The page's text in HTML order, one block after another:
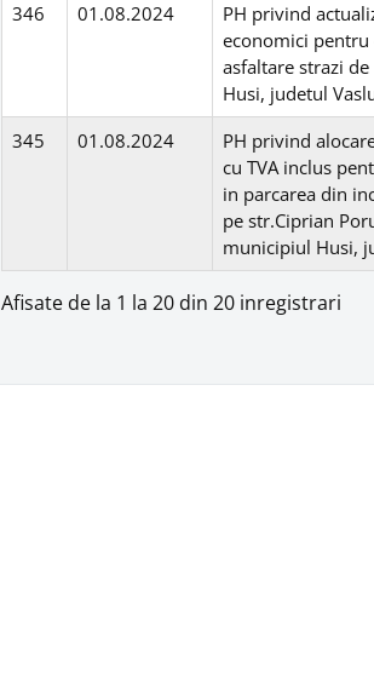
346 01.08.2024
PH privind
economici
asfaltare strazi
Husi, judetul
345 01.08.2024
PH privind
cu TVA inclus
in parcarea din
pe str.Ciprian
municipiul Husi,
Afisate de la 1 la 20 din 20 inregistrari